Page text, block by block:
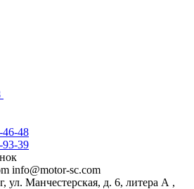
46-48
93-39
info@motor-sc.com
ул. Манчестерская, д. 6, литера А ,